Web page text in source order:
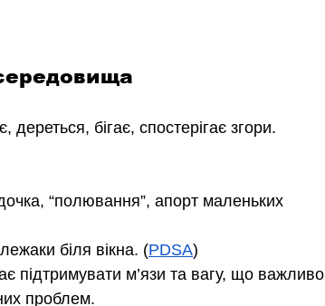
бігає, спостерігає згори.
“полювання”, апорт маленьких
біля вікна. (PDSA)
підтримувати м’язи та вагу, що важливо
проблем.